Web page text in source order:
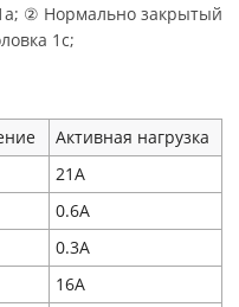
② Нормально закрытый
1c;
Активная нагрузка
21A
0.6A
0.3A
16A